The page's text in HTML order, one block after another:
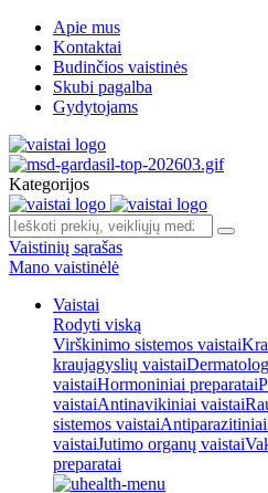
Apie mus
Kontaktai
Budinčios vaistinės
Skubi pagalba
Gydytojams
Kategorijos
Vaistinių sąrašas
Mano vaistinėlė
Vaistai
Rodyti viską
Virškinimo sistemos vaistai
kraujagyslių vaistai
vaistaiHormoniniai preparatai
vaistaiAntinavikiniai vaistai
sistemos vaistai
vaistaiJutimo organų vaistai
preparatai